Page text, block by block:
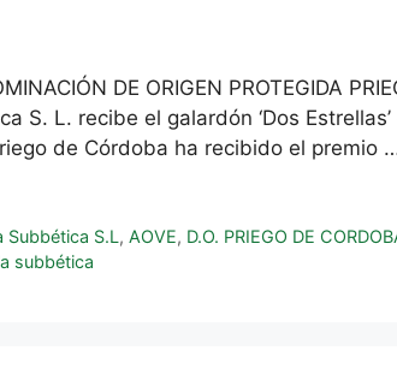
DE ORIGEN PROTEGIDA
S. L. recibe el galardón ‘Dos
de Córdoba ha recibido el premio
Subbética S.L,AOVE, D.O. PRIEGO DE
subbética